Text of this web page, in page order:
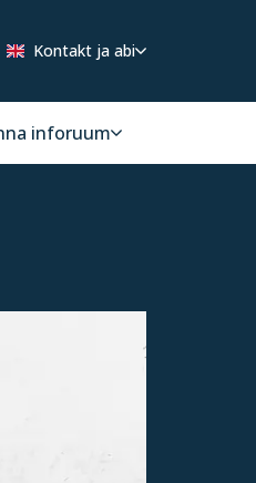
Kontakt ja abi
inforuum